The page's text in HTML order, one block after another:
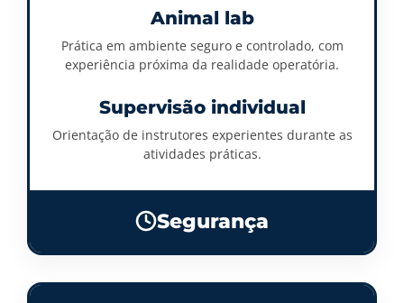
Animal lab
Prática em ambiente seguro e controlado, com
experiência próxima da realidade operatória.
Supervisão individual
Orientação de instrutores experientes durante as
atividades práticas.
Segurança